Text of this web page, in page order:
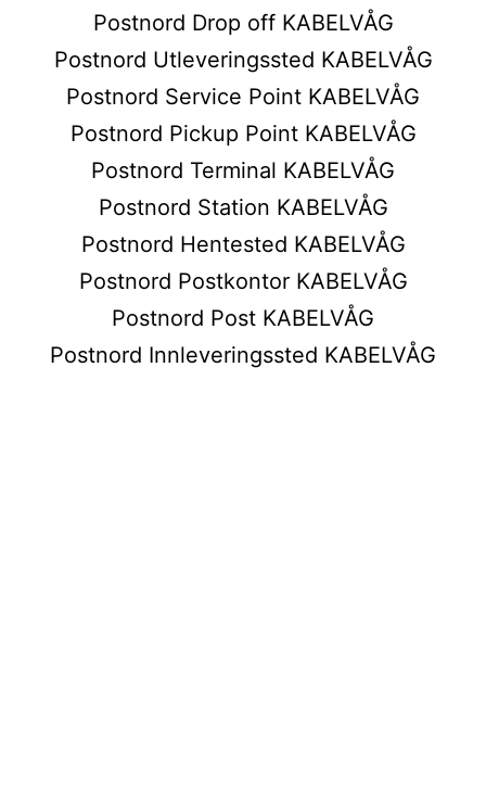
Postnord Drop off KABELVÅG
Postnord Utleveringssted KABELVÅG
Postnord Service Point KABELVÅG
Postnord Pickup Point KABELVÅG
Postnord Terminal KABELVÅG
Postnord Station KABELVÅG
Postnord Hentested KABELVÅG
Postnord Postkontor KABELVÅG
Postnord Post KABELVÅG
Postnord Innleveringssted KABELVÅG